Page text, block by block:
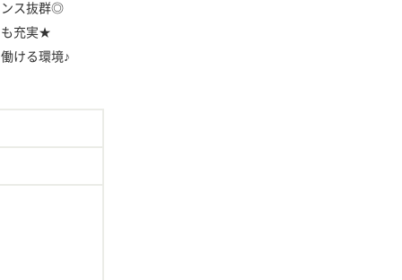
ンス抜群◎
も充実★
ける環境♪